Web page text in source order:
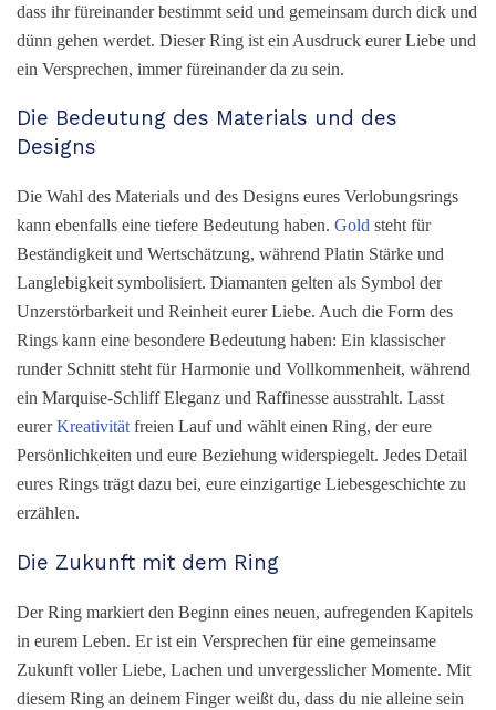
dass ihr füreinander bestimmt seid und gemeinsam durch dick und
dünn gehen werdet. Dieser Ring ist ein Ausdruck eurer Liebe und
ein Versprechen, immer füreinander da zu sein.
Die Bedeutung des Materials und des
Designs
Die Wahl des Materials und des Designs eures Verlobungsrings
kann ebenfalls eine tiefere Bedeutung haben. Gold steht für
Beständigkeit und Wertschätzung, während Platin Stärke und
Langlebigkeit symbolisiert. Diamanten gelten als Symbol der
Unzerstörbarkeit und Reinheit eurer Liebe. Auch die Form des
Rings kann eine besondere Bedeutung haben: Ein klassischer
runder Schnitt steht für Harmonie und Vollkommenheit, während
ein Marquise-Schliff Eleganz und Raffinesse ausstrahlt. Lasst
eurerKreativität freien Lauf und wählt einen Ring, der eure
Persönlichkeiten und eure Beziehung widerspiegelt. Jedes Detail
eures Rings trägt dazu bei, eure einzigartige Liebesgeschichte zu
erzählen.
Die Zukunft mit dem Ring
Der Ring markiert den Beginn eines neuen, aufregenden Kapitels
in eurem Leben. Er ist ein Versprechen für eine gemeinsame
Zukunft voller Liebe, Lachen und unvergesslicher Momente. Mit
diesem Ring an deinem Finger weißt du, dass du nie alleine sein